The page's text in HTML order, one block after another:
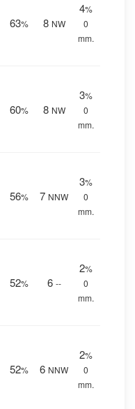
63% 8 NW
4%
0
mm.
60% 8 NW
3%
0
mm.
56% 7 NNW
3%
0
mm.
52% 6 --
2%
0
mm.
52% 6 NNW
2%
0
mm.